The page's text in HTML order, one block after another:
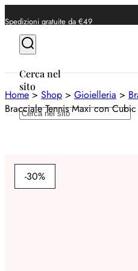
Spedizioni gratuite da €49
Cerca nel
sito
Cerca
Home> Shop > Gioielleria >
Bracciale Tennis Maxi con
-30%